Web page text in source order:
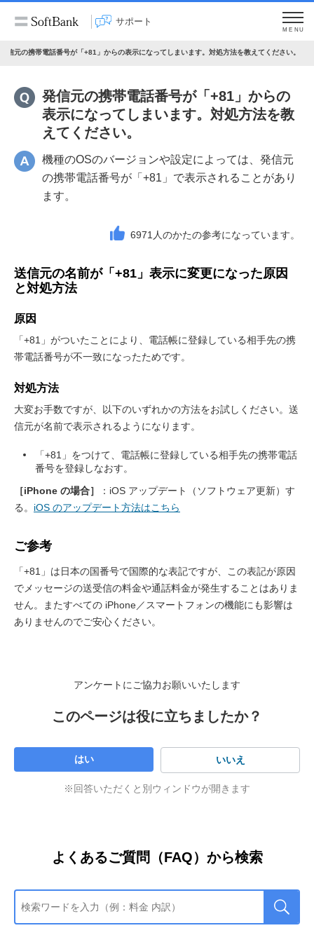
サポート
MENU
発信元の携帯電話番号が「+81」からの表示になってしまいます。対処方法を教えてください。
発信元の携帯電話番号が「+81」からの
表示になってしまいます。対処方法を教
えてください。
機種のOSのバージョンや設定によっては、発信元
の携帯電話番号が「+81」で表示されることがあり
ます。
6971 人のかたの参考になっています。
送信元の名前が「+81」表示に変更になった原因
と対処方法
原因
「+81」がついたことにより、電話帳に登録している相手先の携
帯電話番号が不一致になったためです。
対処方法
大変お手数ですが、以下のいずれかの方法をお試しください。送
信元が名前で表示されるようになります。
「+81」をつけて、電話帳に登録している相手先の携帯電話
番号を登録しなおす。
［iPhone の場合］
：iOS アップデート（ソフトウェア更新）す
る。 iOS のアップデート方法はこちら
ご参考
「+81」は日本の国番号で国際的な表記ですが、この表記が原因
でメッセージの送受信の料金や通話料金が発生することはありま
せん。またすべての iPhone／スマートフォンの機能にも影響は
ありませんのでご安心ください。
アンケートにご協力お願いいたします
このページは役に立ちましたか？
はい いいえ
※回答いただくと別ウィンドウが開きます
よくあるご質問（FAQ）から検索